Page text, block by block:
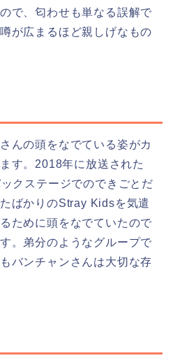
で、匂わせも単なる誤解で
が広まるほど親しげなもの
んの頭をなでている姿がカ
す。2018年に放送された
クステージでのできごとだ
ばかりのStray Kidsを気遣
ために頭をなでていたので
。弟分のようなグループで
バンチャンさんは大切な存